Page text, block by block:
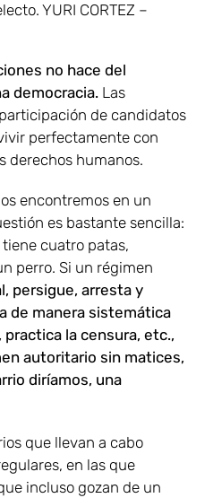
YURI CORTEZ –
no hace del
democracia. Las
de candidatos
perfectamente con
derechos humanos.
encontremos en un
es bastante sencilla:
cuatro patas,
perro. Si un régimen
persigue, arresta y
de manera sistemática
la censura, etc.,
autoritario sin matices,
diríamos, una
que llevan a cabo
en las que
incluso gozan de un